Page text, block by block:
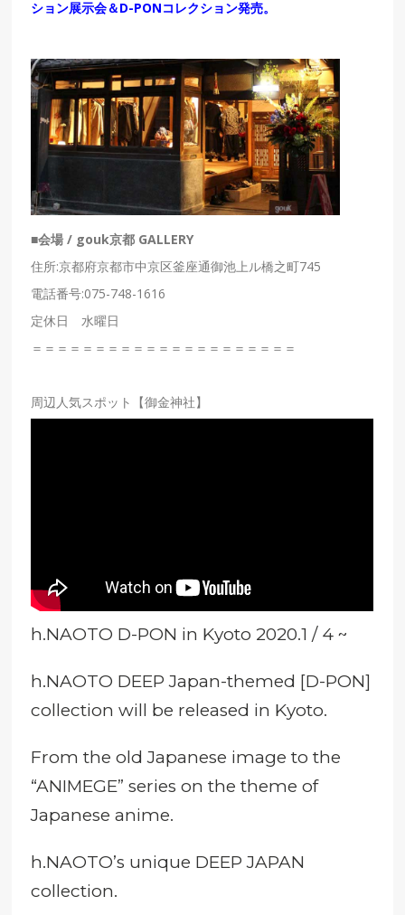
ション展示会＆D-PONコレクション発売。
■会場 / gouk京都 GALLERY
住所:京都府京都市中京区釜座通御池上ル橋之町745
電話番号:075-748-1616
定休日 水曜日
＝＝＝＝＝＝＝＝＝＝＝＝＝＝＝＝＝＝＝＝＝
周辺人気スポット【御金神社】
h.NAOTO D-PON in Kyoto 2020.1 / 4 ~
h.NAOTO DEEP Japan-themed [D-PON]
collection will be released in Kyoto.
From the old Japanese image to the
“ANIMEGE” series on the theme of
Japanese anime.
h.NAOTO’s unique DEEP JAPAN
collection.